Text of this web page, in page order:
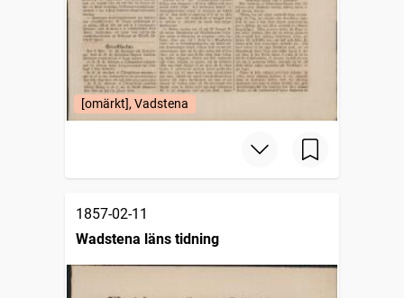
[omärkt], Vadstena
1857-02-11
Wadstena läns tidning